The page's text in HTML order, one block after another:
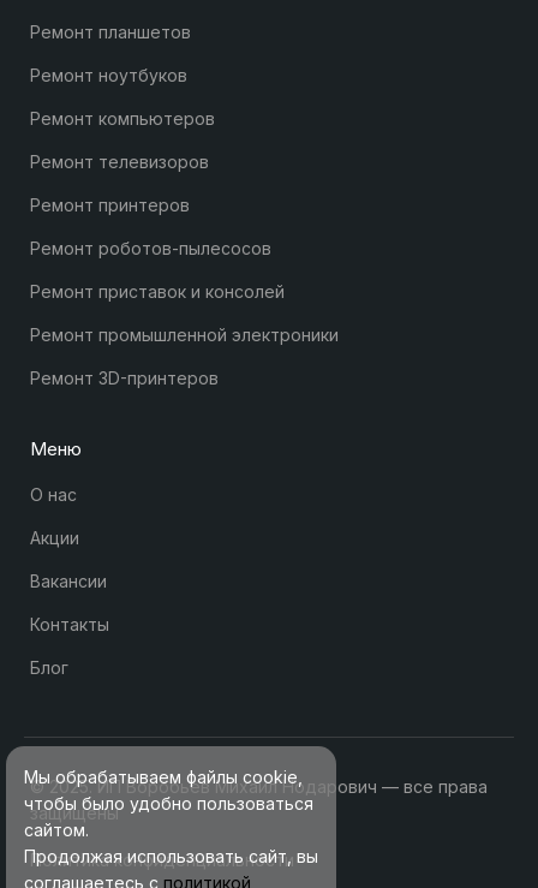
Ремонт планшетов
Ремонт ноутбуков
Ремонт компьютеров
Ремонт телевизоров
Ремонт принтеров
Ремонт роботов-пылесосов
Ремонт приставок и консолей
Ремонт промышленной электроники
Ремонт 3D-принтеров
Меню
О нас
Акции
Вакансии
Контакты
Блог
© 2025. ИП Воробьев Михаил Нодарович — все права
защищены
Политика конфиденциальности
Мы обрабатываем файлы cookie,
чтобы было удобно пользоваться
сайтом.
Продолжая использовать сайт, вы
соглашаетесь с политикой